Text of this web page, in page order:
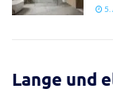
5.
Lange und